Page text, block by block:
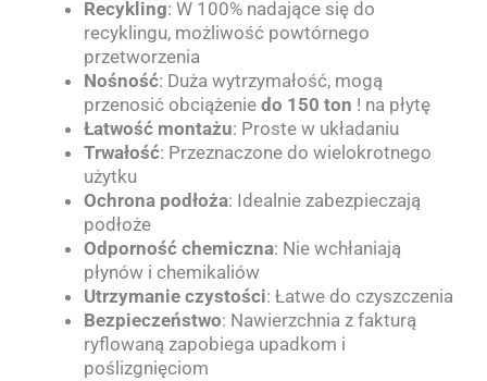
Recykling: W 100% nadające się do
recyklingu, możliwość powtórnego
przetworzenia
Nośność: Duża wytrzymałość, mogą
przenosić obciążeniedo 150 ton ! na płytę
Łatwość montażu: Proste w układaniu
Trwałość: Przeznaczone do wielokrotnego
użytku
Ochrona podłoża: Idealnie zabezpieczają
podłoże
Odporność chemiczna: Nie wchłaniają
płynów i chemikaliów
Utrzymanie czystości: Łatwe do czyszczenia
Bezpieczeństwo: Nawierzchnia z fakturą
ryflowaną zapobiega upadkom i
poślizgnięciom